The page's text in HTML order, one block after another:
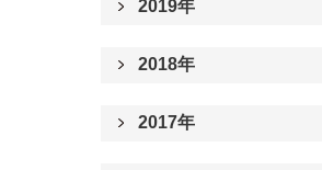
2019年
2018年
2017年